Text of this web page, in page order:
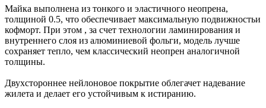
Майка выполнена из тонкого и эластичного неопрена,
толщиной 0.5, что обеспечивает максимальную подвижностьи
кофморт. При этом , за счет технологии ламинирования и
внутреннего слоя из алюминиевой фольги, модель лучше
сохраняет тепло, чем классический неопрен аналогичной
толщины.
Двухстороннее нейлоновое покрытие облегачет надевание
жилета и делает его устойчивым к истиранию.